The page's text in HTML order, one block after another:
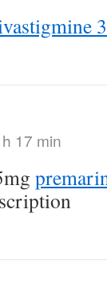
17 min